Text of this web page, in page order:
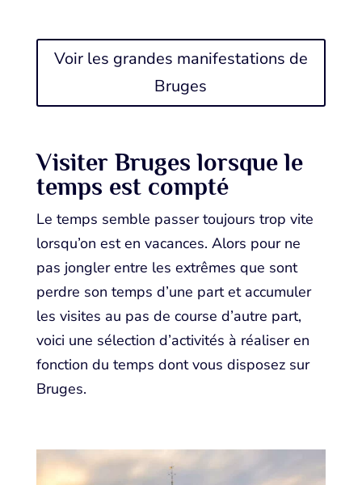
Voir les grandes manifestations de
Bruges
Visiter Bruges lorsque le
temps est compté
Le temps semble passer toujours trop vite
lorsqu’on est en vacances. Alors pour ne
pas jongler entre les extrêmes que sont
perdre son temps d’une part et accumuler
les visites au pas de course d’autre part,
voici une sélection d’activités à réaliser en
fonction du temps dont vous disposez sur
Bruges.